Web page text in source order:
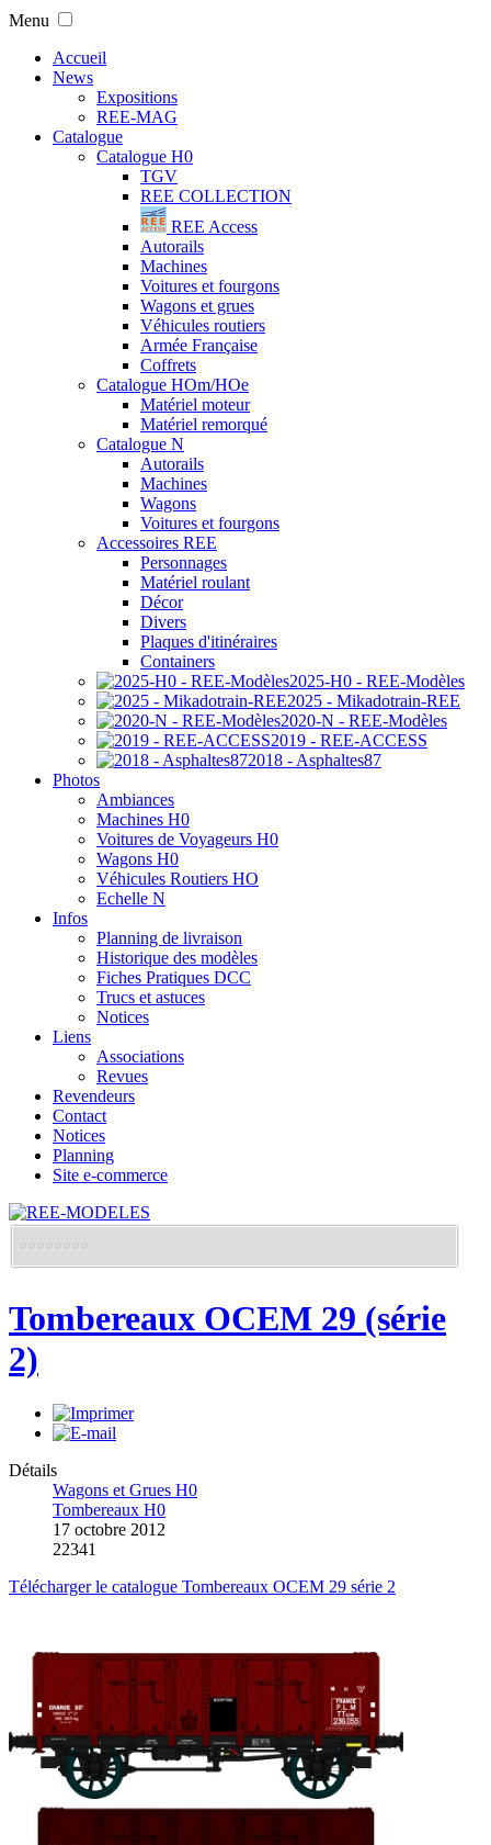
Menu
Accueil
News
Expositions
REE-MAG
Catalogue
Catalogue H0
TGV
REE COLLECTION
REE Access
Autorails
Machines
Voitures et fourgons
Wagons et grues
Véhicules routiers
Armée Française
Coffrets
Catalogue HOm/HOe
Matériel moteur
Matériel remorqué
Catalogue N
Autorails
Machines
Wagons
Voitures et fourgons
Accessoires REE
Personnages
Matériel roulant
Décor
Divers
Plaques d'itinéraires
Containers
2025-H0 - REE-Modèles
2025 - Mikadotrain-REE
2020-N - REE-Modèles
2019 - REE-ACCESS
2018 - Asphaltes87
Photos
Ambiances
Machines H0
Voitures de Voyageurs H0
Wagons H0
Véhicules Routiers HO
Echelle N
Infos
Planning de livraison
Historique des modèles
Fiches Pratiques DCC
Trucs et astuces
Notices
Liens
Associations
Revues
Revendeurs
Contact
Notices
Planning
Site e-commerce
Tombereaux OCEM 29 (série
2)
Détails
Wagons et Grues H0
Tombereaux H0
17 octobre 2012
22341
Télécharger le catalogue Tombereaux OCEM 29 série 2